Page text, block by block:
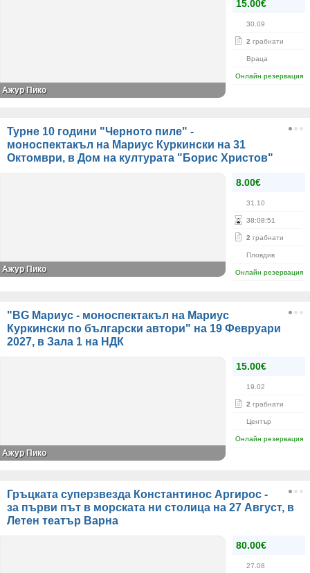
15.00€
30.09
2 грабнати
Враца
Онлайн резервация
Ажур Пико
Турне 10 години "Черното пиле" -
моноспектакъл на Мариус Куркински на 31
Октомври, в Дом на културата "Борис Христов"
8.00€
31.10
38:08:51
2 грабнати
Пловдив
Онлайн резервация
Ажур Пико
"BG Мариус - моноспектакъл на Мариус
Куркински по български автори" на 19 Февруари
2027, в Зала 1 на НДК
15.00€
19.02
2 грабнати
Център
Онлайн резервация
Ажур Пико
Гръцката суперзвезда Константинос Аргирос -
за първи път в морската ни столица на 27 Август, в
Летен театър Варна
80.00€
27.08